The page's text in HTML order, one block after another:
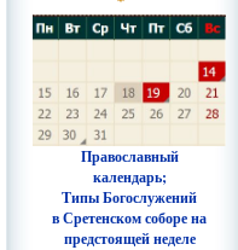
Православный
календарь;
Типы Богослужений
в Сретенском соборе на
предстоящей неделе